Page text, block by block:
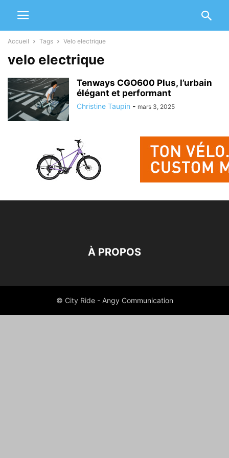
Accueil Tags Velo electrique
velo electrique
Tenways CGO600 Plus, l’urbain
élégant et performant
Christine Taupin - mars 3, 2025
À PROPOS
© City Ride - Angy Communication